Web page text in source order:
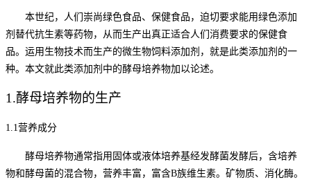
本世纪，人们崇尚绿色食品、保健食品，迫切要求能用绿色添加
剂替代抗生素等药物，从而生产出真正适合人们消费要求的保健食
品。运用生物技术而生产的微生物饲料添加剂，就是此类添加剂的一
种。本文就此类添加剂中的酵母培养物加以论述。
1.酵母培养物的生产
1.1营养成分
酵母培养物通常指用固体或液体培养基经发酵菌发酵后，含培养
物和酵母菌的混合物，营养丰富，富含B族维生素。矿物质、消化酶。